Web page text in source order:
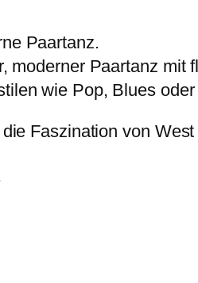
Paartanz.
Paartanz
wie Pop, Blues
Faszination von